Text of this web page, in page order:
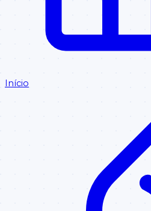
Início